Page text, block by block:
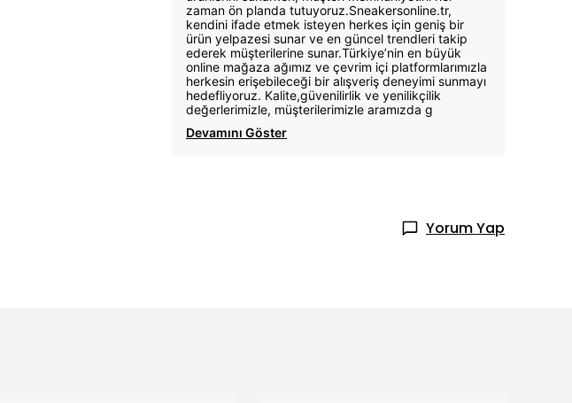
zaman ön planda tutuyoruz.Sneakersonline.tr,
kendini ifade etmek isteyen herkes için geniş bir
ürün yelpazesi sunar ve en güncel trendleri takip
ederek müşterilerine sunar.Türkiye’nin en büyük
online mağaza ağımız ve çevrim içi platformlarımızla
herkesin erişebileceği bir alışveriş deneyimi sunmayı
hedefliyoruz. Kalite,güvenilirlik ve yenilikçilik
değerlerimizle, müşterilerimizle aramızda g
Devamını Göster
Yorum Yap